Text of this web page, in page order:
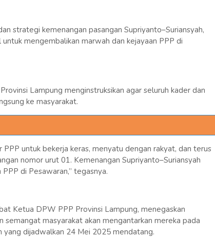
strategi kemenangan pasangan Supriyanto–Suriansyah,
mengembalikan marwah dan kejayaan PPP di
Lampung menginstruksikan agar seluruh kader dan
ke masyarakat.
PPP untuk bekerja keras, menyatu dengan rakyat, dan terus
nomor urut 01. Kemenangan Supriyanto–Suriansyah
di Pesawaran,” tegasnya.
Ketua DPW PPP Provinsi Lampung, menegaskan
masyarakat akan mengantarkan mereka pada
yang dijadwalkan 24 Mei 2025 mendatang.